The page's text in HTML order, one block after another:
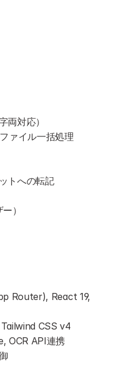
両対応）
ァイル一括処理
トへの転記
）
Router), React 19,
CSS v4
OCR API連携